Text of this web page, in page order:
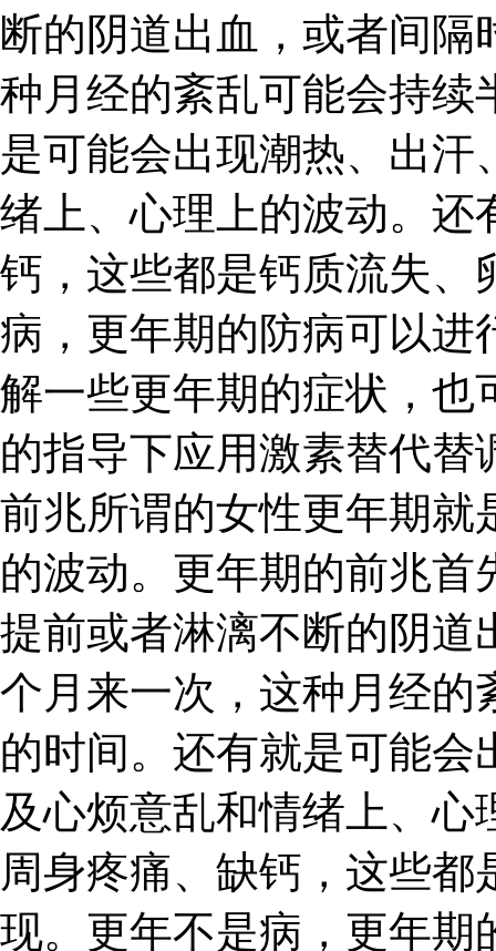
断的阴道出血，或者间
种月经的紊乱可能会持续
是可能会出现潮热、出
绪上、心理上的波动。还
钙，这些都是钙质流失、
病，更年期的防病可以进
解一些更年期的症状，也
的指导下应用激素替代替
前兆所谓的女性更年期就
的波动。更年期的前兆
提前或者淋漓不断的阴道
个月来一次，这种月经的
的时间。还有就是可能
及心烦意乱和情绪上、
周身疼痛、缺钙，这些
现。更年不是病，更年期